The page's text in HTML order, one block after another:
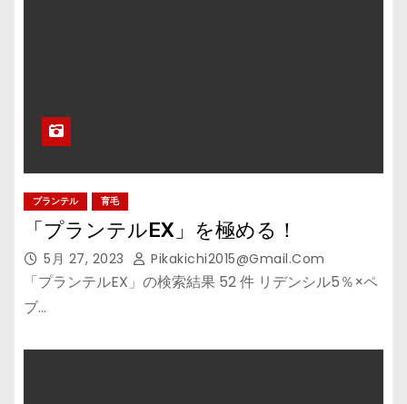
プランテル 育毛
「プランテルEX」を極める！
5月 27, 2023 Pikakichi2015@gmail.com
「プランテルEX」の検索結果 52 件 リデンシル5％×ペ
ブ…